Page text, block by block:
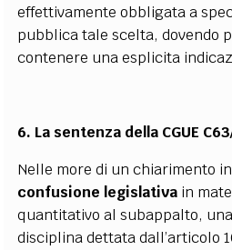
effettivamente obbligata a
pubblica tale scelta, dovendo
contenere una esplicita
6. La sentenza della CGUE
Nelle more di un chiarimento
confusione legislativa in
quantitativo al subappalto,
disciplina dettata dall’articolo